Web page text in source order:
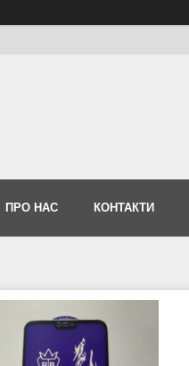
ПРО НАС КОНТАКТИ